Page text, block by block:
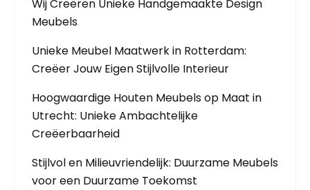
Wij Creëren Unieke Handgemaakte Design
Meubels
Unieke Meubel Maatwerk in Rotterdam:
Creëer Jouw Eigen Stijlvolle Interieur
Hoogwaardige Houten Meubels op Maat in
Utrecht: Unieke Ambachtelijke
Creëerbaarheid
Stijlvol en Milieuvriendelijk: Duurzame Meubels
voor een Duurzame Toekomst